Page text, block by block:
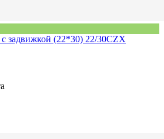
задвижкой (22*30) 22/30CZX